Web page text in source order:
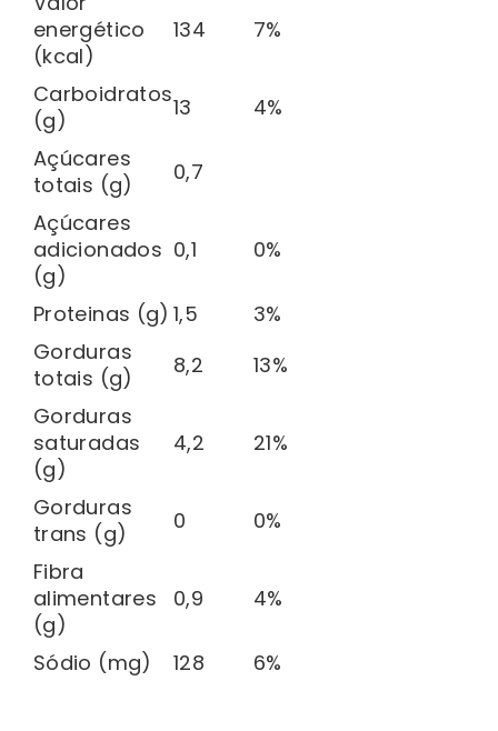
energético
(kcal)
134 7%
Carboidratos
(g)
13
4%
Açúcares
totais (g)
0,7
Açúcares
adicionados
(g)
0,1 0%
Proteinas (g) 1,5
3%
Gorduras
totais (g)
8,2
13%
Gorduras
saturadas
(g)
4,2 21%
Gorduras
trans (g)
0
0%
Fibra
alimentares
(g)
0,9 4%
Sódio (mg) 128 6%